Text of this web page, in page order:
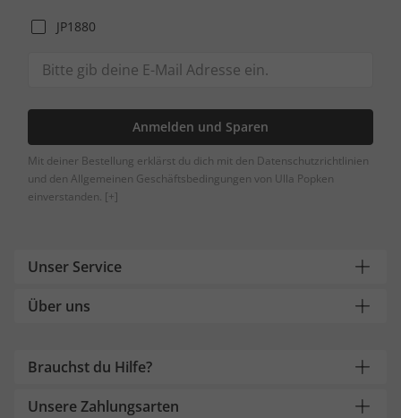
JP1880
Anmelden und Sparen
Mit deiner Bestellung erklärst du dich mit den Datenschutzrichtlinien
und den Allgemeinen Geschäftsbedingungen von Ulla Popken
einverstanden. [+]
Unser Service
Über uns
Brauchst du Hilfe?
Unsere Zahlungsarten